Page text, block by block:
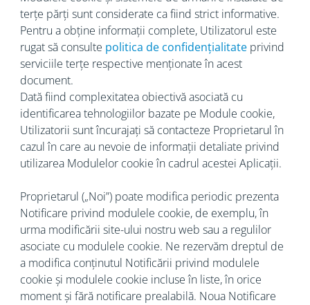
terțe părți sunt considerate ca fiind strict informative.
Pentru a obține informații complete, Utilizatorul este
rugat să consulte politica de confidențialitateprivind
serviciile terțe respective menționate în acest
document.
Dată fiind complexitatea obiectivă asociată cu
identificarea tehnologiilor bazate pe Module cookie,
Utilizatorii sunt încurajați să contacteze Proprietarul în
cazul în care au nevoie de informații detaliate privind
utilizarea Modulelor cookie în cadrul acestei Aplicații.
Proprietarul („Noi”) poate modifica periodic prezenta
Notificare privind modulele cookie, de exemplu, în
urma modificării site-ului nostru web sau a regulilor
asociate cu modulele cookie. Ne rezervăm dreptul de
a modifica conținutul Notificării privind modulele
cookie și modulele cookie incluse în liste, în orice
moment și fără notificare prealabilă. Noua Notificare